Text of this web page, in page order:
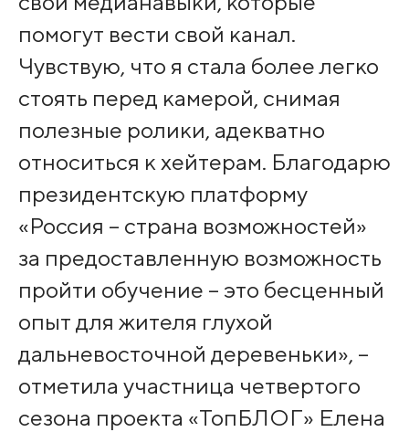
помогут вести свой канал.
Чувствую, что я стала более легко
стоять перед камерой, снимая
полезные ролики, адекватно
относиться к хейтерам. Благодарю
президентскую платформу
«Россия – страна возможностей»
за предоставленную возможность
пройти обучение – это бесценный
опыт для жителя глухой
дальневосточной деревеньки», –
отметила участница четвертого
сезона проекта «ТопБЛОГ» Елена